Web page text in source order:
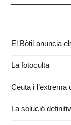
El Bòtil anuncia
La fotoculta
Ceuta i l’extrema
La solució